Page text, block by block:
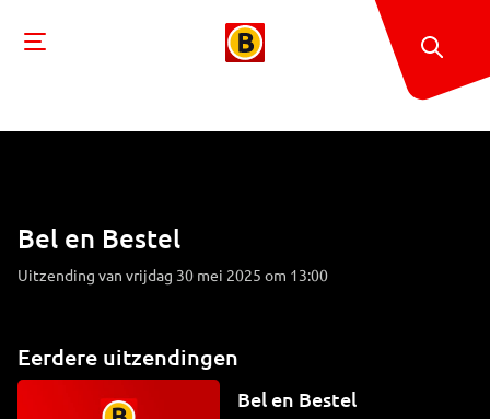
Bel en Bestel
Uitzending van vrijdag 30 mei 2025 om 13:00
Eerdere uitzendingen
Bel en Bestel